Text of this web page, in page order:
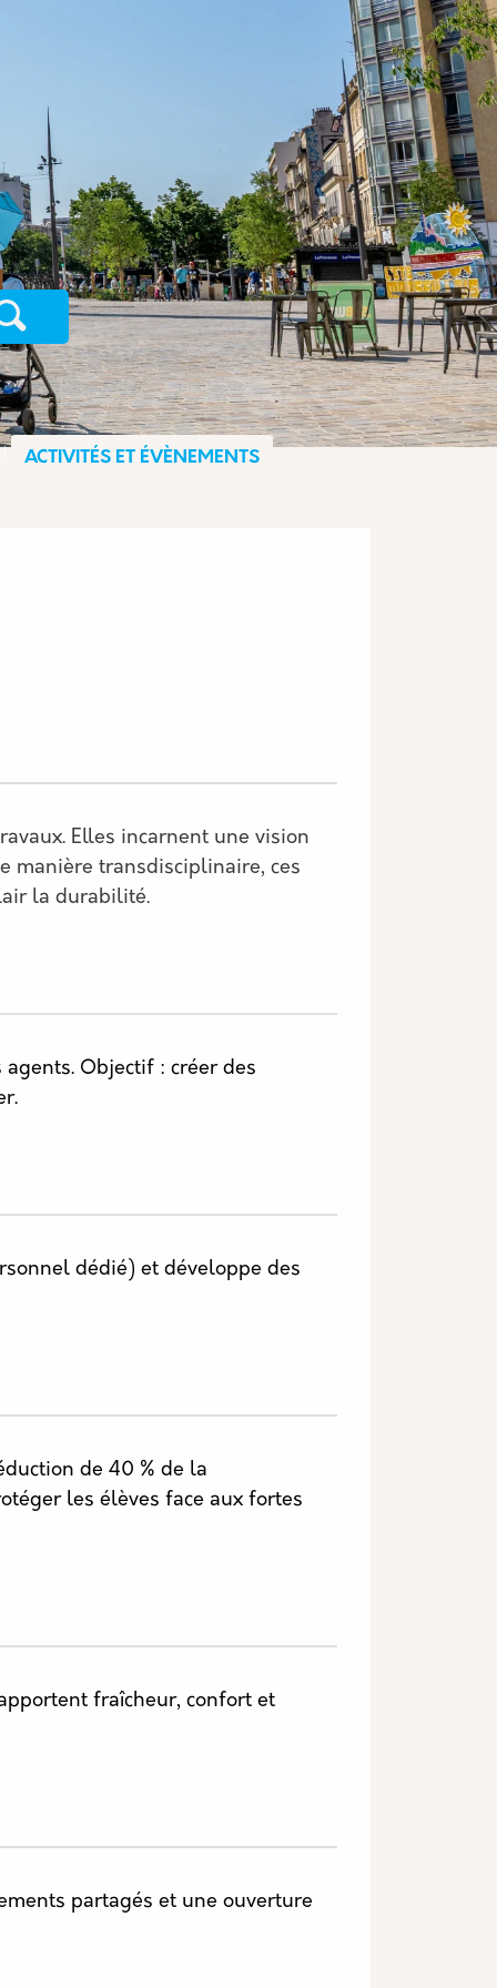
Recherche
ACTIVITÉS ET ÉVÈNEMENTS
Elles incarnent une vision
manière transdisciplinaire, ces
la durabilité.
Objectif : créer des
dédié) et développe des
de 40 % de la
les élèves face aux fortes
fraîcheur, confort et
partagés et une ouverture